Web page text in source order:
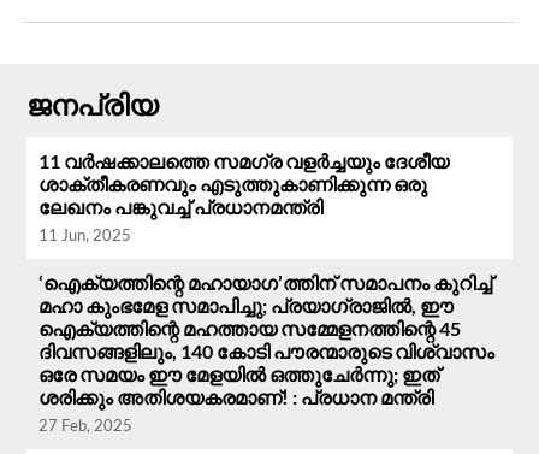
ജനപ്രിയ
11 വർഷക്കാലത്തെ സമഗ്ര വളർച്ചയും ദേശീയ
ശാക്തീകരണവും എടുത്തുകാണിക്കുന്ന ഒരു
ലേഖനം പങ്കുവച്ച് പ്രധാനമന്ത്രി
11 Jun, 2025
‘ഐക്യത്തിന്റെ മഹായാഗ’ത്തിന് സമാപനം കുറിച്ച്
മഹാ കുംഭമേള സമാപിച്ചു; പ്രയാഗ്‌രാജിൽ, ഈ
ഐക്യത്തിന്റെ മഹത്തായ സമ്മേളനത്തിന്റെ 45
ദിവസങ്ങളിലും, 140 കോടി പൗരന്മാരുടെ വിശ്വാസം
ഒരേ സമയം ഈ മേളയിൽ ഒത്തുചേർന്നു; ഇത്
ശരിക്കും അതിശയകരമാണ്! : പ്രധാന മന്ത്രി
27 Feb, 2025